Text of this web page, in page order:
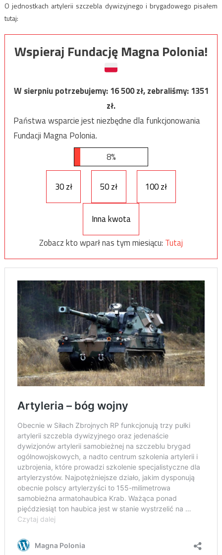
O jednostkach artylerii szczebla dywizyjnego i brygadowego pisałem
tutaj:
Wspieraj Fundację Magna Polonia!
W sierpniu potrzebujemy:16 500zł, zebraliśmy:1351
zł.
Państwa wsparcie jest niezbędne dla funkcjonowania
Fundacji Magna Polonia.
8%
30 zł 50 zł 100 zł
Inna kwota
Zobacz kto wparł nas tym miesiącu: Tutaj